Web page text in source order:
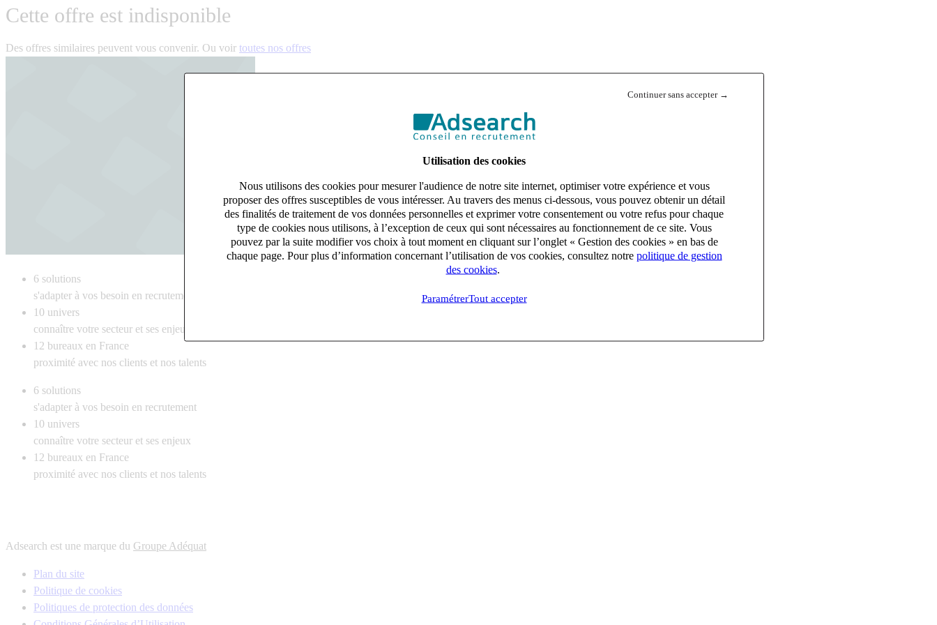
Continuer sans accepter →
Utilisation des cookies
Nous utilisons des cookies pour mesurer l'audience de notre site internet, optimiser votre expérience et vous
proposer des offres susceptibles de vous intéresser. Au travers des menus ci-dessous, vous pouvez obtenir un détail
des finalités de traitement de vos données personnelles et exprimer votre consentement ou votre refus pour chaque
type de cookies nous utilisons, à l’exception de ceux qui sont nécessaires au fonctionnement de ce site. Vous
pouvez par la suite modifier vos choix à tout moment en cliquant sur l’onglet « Gestion des cookies » en bas de
chaque page. Pour plus d’information concernant l’utilisation de vos cookies, consultez notre politique de gestion
des cookies.
ParamétrerTout accepter
Cette offre est indisponible
Des offres similaires peuvent vous convenir. Ou voir toutes nos offres
6 solutions
s'adapter à vos besoin en recrutement
10 univers
connaître votre secteur et ses enjeux
12 bureaux en France
proximité avec nos clients et nos talents
6 solutions
s'adapter à vos besoin en recrutement
10 univers
connaître votre secteur et ses enjeux
12 bureaux en France
proximité avec nos clients et nos talents
Adsearch est une marque du Groupe Adéquat
Plan du site
Politique de cookies
Politiques de protection des données